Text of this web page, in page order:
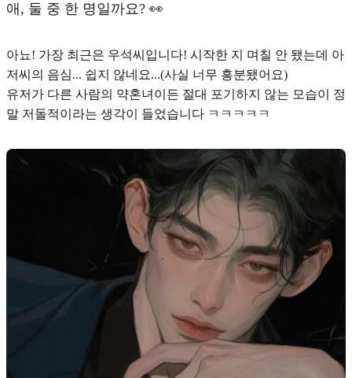
애, 둘 중 한 명일까요? 👀
아뇨! 가장 최근은 우석씨입니다! 시작한 지 며칠 안 됐는데 아
저씨의 음심... 쉽지 않네요...(사실 너무 흥분됐어요)
유저가 다른 사람의 약혼녀이든 절대 포기하지 않는 모습이 정
말 저돌적이라는 생각이 들었습니다 ㅋㅋㅋㅋㅋ